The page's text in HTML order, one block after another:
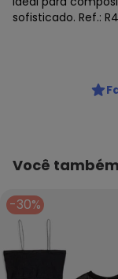
sofisticado. Ref.:
Authoria - Blusa
Fornecedor:
CNPJ 18.769.079/
Tecido: Tule
Composição:
Você
-30%